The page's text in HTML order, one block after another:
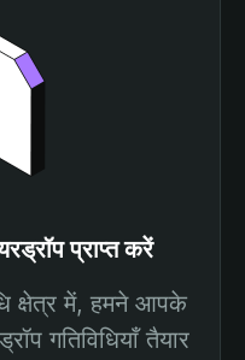
प्राप्त करें
क्षेत्र में, हमने आपके
गतिविधियाँ तैयार